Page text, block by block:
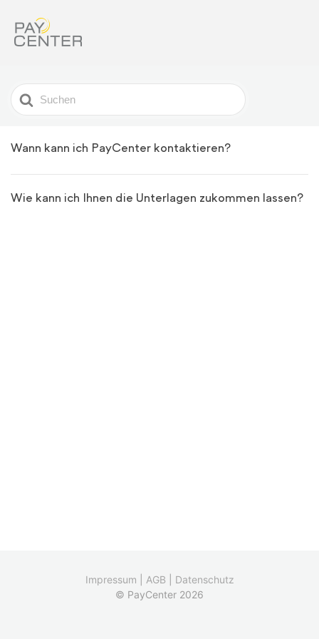
Search
For
Wann kann ich PayCenter kontaktieren?
Wie kann ich Ihnen die Unterlagen zukommen lassen?
Impressum AGB
Datenschutz
© PayCenter 2026